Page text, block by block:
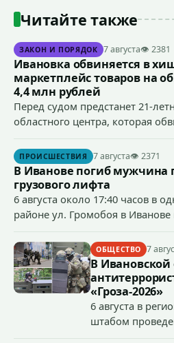
Читайте также
ЗАКОН И ПОРЯДОК 7 августа👁 2381
Ивановка обвиняется в
маркетплейс товаров на
4,4 млн рублей
Перед судом предстанет 21-
областного центра, которая
сумму более 4,4 млн рублей
ПРОИСШЕСТВИЯ 7 августа👁 2371
В Иванове погиб мужчина
грузового лифта
6 августа около 17:40 часов в
районе ул. Громобоя в
ОБЩЕСТВО 7
В
«Гроза-2026»
6 августа в
штабом